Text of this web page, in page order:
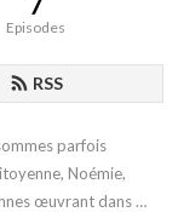
Episodes
RSS
parfois
Noémie,
œuvrant dans